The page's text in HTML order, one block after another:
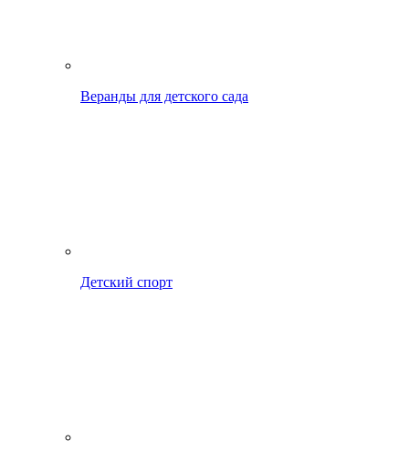
Веранды для детского сада
Детский спорт